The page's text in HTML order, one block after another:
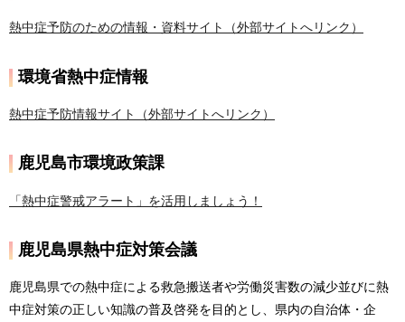
熱中症予防のための情報・資料サイト（外部サイトへリンク）
環境省熱中症情報
熱中症予防情報サイト（外部サイトへリンク）
鹿児島市環境政策課
「熱中症警戒アラート」を活用しましょう！
鹿児島県熱中症対策会議
鹿児島県での熱中症による救急搬送者や労働災害数の減少並びに熱
中症対策の正しい知識の普及啓発を目的とし、県内の自治体・企